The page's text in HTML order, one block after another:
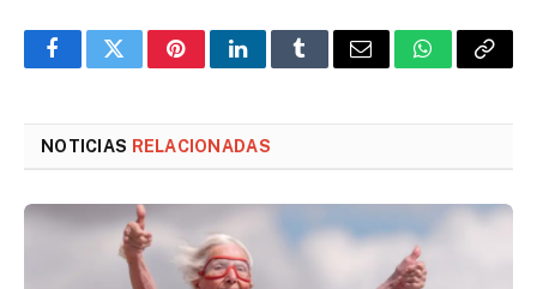
FacebookTwitterPinterestLinkedInTumblrEmail WhatsApp
Copy
NOTICIAS RELACIONADAS